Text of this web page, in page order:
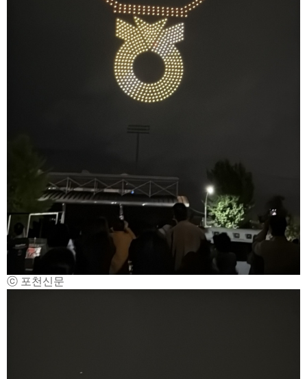
ⓒ 포천신문